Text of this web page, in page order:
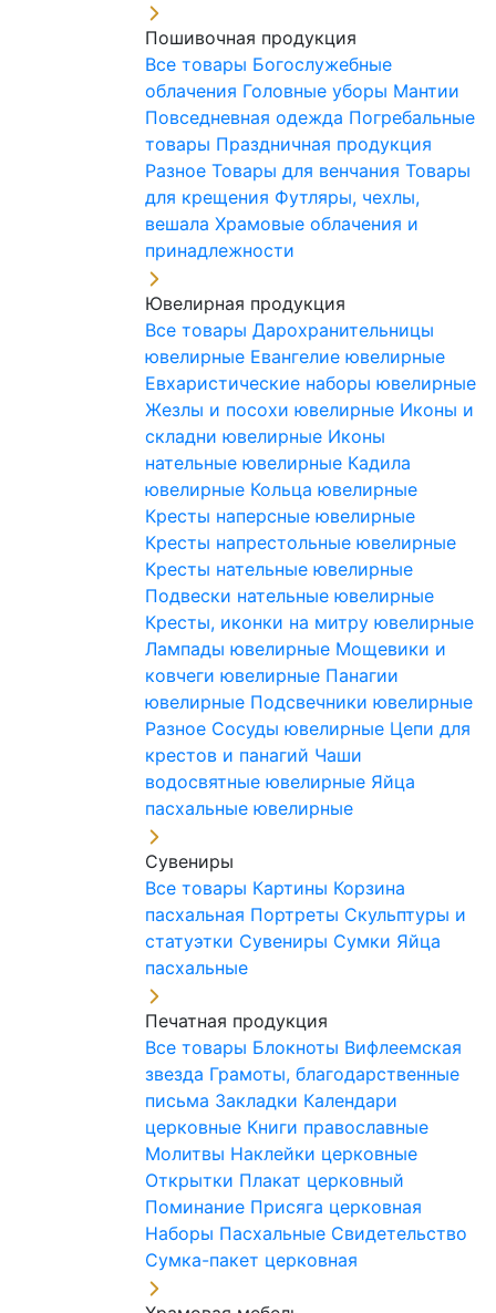
Пошивочная продукция
Все товары Богослужебные
облачения Головные уборы Мантии
Повседневная одежда Погребальные
товары Праздничная продукция
Разное Товары для венчания Товары
для крещения Футляры, чехлы,
вешала Храмовые облачения и
принадлежности
Ювелирная продукция
Все товары Дарохранительницы
ювелирные Евангелие ювелирные
Евхаристические наборы ювелирные
Жезлы и посохи ювелирные Иконы и
складни ювелирные Иконы
нательные ювелирные Кадила
ювелирные Кольца ювелирные
Кресты наперсные ювелирные
Кресты напрестольные ювелирные
Кресты нательные ювелирные
Подвески нательные ювелирные
Кресты, иконки на митру ювелирные
Лампады ювелирные Мощевики и
ковчеги ювелирные Панагии
ювелирные Подсвечники ювелирные
Разное Сосуды ювелирные Цепи для
крестов и панагий Чаши
водосвятные ювелирные Яйца
пасхальные ювелирные
Сувениры
Все товары Картины Корзина
пасхальная Портреты Скульптуры и
статуэтки Сувениры Сумки Яйца
пасхальные
Печатная продукция
Все товары Блокноты Вифлеемская
звезда Грамоты, благодарственные
письма Закладки Календари
церковные Книги православные
Молитвы Наклейки церковные
Открытки Плакат церковный
Поминание Присяга церковная
Наборы Пасхальные Свидетельство
Сумка-пакет церковная